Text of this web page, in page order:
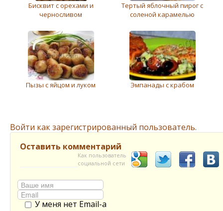
Бисквит с орехами и
черносливом
Тертый яблочный пирог с
соленой карамелью
Пызы с яйцом и луком Эмпанады с крабом
Войти как зарегистрированный пользователь.
Оставить комментарий
Как пользователь
социальной сети
У меня нет Email-а